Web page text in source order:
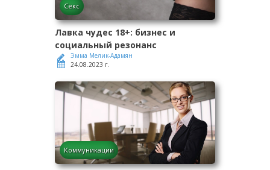
Секс
Лавка чудес 18+: бизнес и
социальный резонанс
Эмма Мелик-Адамян
24.08.2023 г.
Коммуникации